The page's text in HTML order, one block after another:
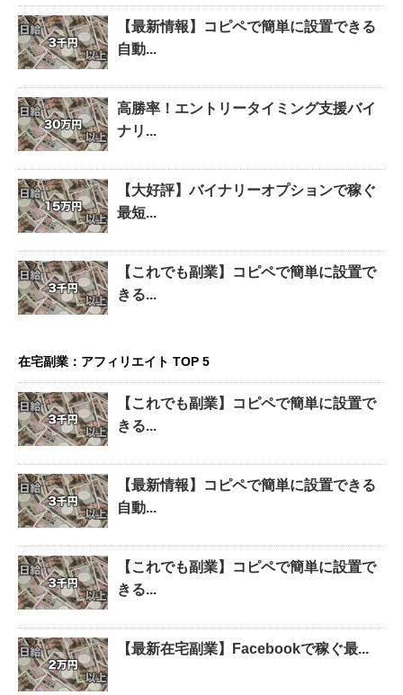
【最新情報】コピペで簡単に設置できる
自動...
高勝率！エントリータイミング支援バイ
ナリ...
【大好評】バイナリーオプションで稼ぐ
最短...
【これでも副業】コピペで簡単に設置で
きる...
在宅副業：アフィリエイト TOP 5
【これでも副業】コピペで簡単に設置で
きる...
【最新情報】コピペで簡単に設置できる
自動...
【これでも副業】コピペで簡単に設置で
きる...
【最新在宅副業】Facebookで稼ぐ最...